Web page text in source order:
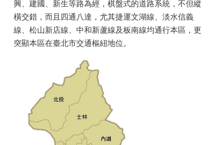
興、建國、新生等路為經，棋盤式的道路系統，不但縱
橫交錯，而且四通八達，尤其捷運文湖線、淡水信義
線、松山新店線、中和新蘆線及板南線均通行本區，更
突顯本區在臺北市交通樞紐地位。